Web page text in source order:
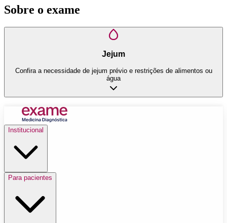
Sobre o exame
Jejum
Confira a necessidade de jejum prévio e restrições de alimentos ou
água
Institucional
Para pacientes